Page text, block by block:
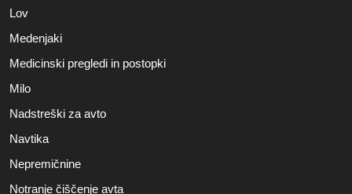
Lov
Medenjaki
Medicinski pregledi in postopki
Milo
Nadstreški za avto
Navtika
Nepremičnine
Notranje čiščenje avta